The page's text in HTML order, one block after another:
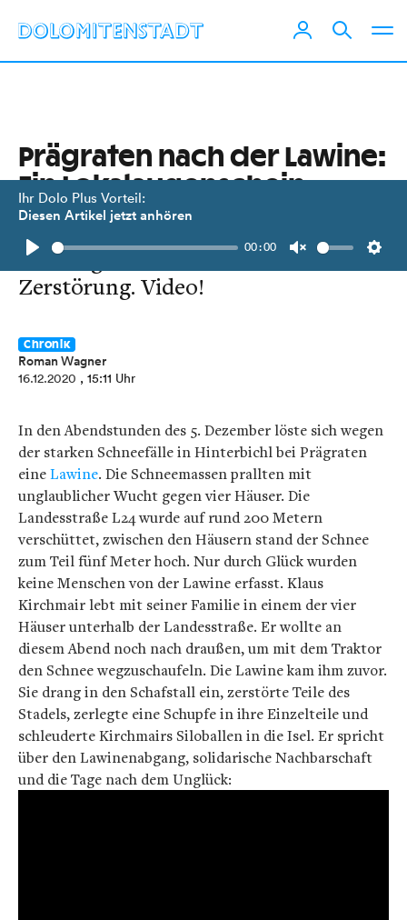
Ihr Dolo Plus Vorteil:
Diesen Artikel jetzt anhören
Play
00:00
Unmute
Prägraten nach der Lawine:
Ein Lokalaugenschein
Klaus Kirchmair ist selbst betroffen
und zeigt das Ausmaß der
Zerstörung. Video!
Chronik
Roman Wagner
16.12.2020 , 15:11 Uhr
In den Abendstunden des 5. Dezember löste sich wegen
der starken Schneefälle in Hinterbichl bei Prägraten
eineLawine. Die Schneemassen prallten mit
unglaublicher Wucht gegen vier Häuser. Die
Landesstraße L24 wurde auf rund 200 Metern
verschüttet, zwischen den Häusern stand der Schnee
zum Teil fünf Meter hoch. Nur durch Glück wurden
keine Menschen von der Lawine erfasst. Klaus
Kirchmair lebt mit seiner Familie in einem der vier
Häuser unterhalb der Landesstraße. Er wollte an
diesem Abend noch nach draußen, um mit dem Traktor
den Schnee wegzuschaufeln. Die Lawine kam ihm zuvor.
Sie drang in den Schafstall ein, zerstörte Teile des
Stadels, zerlegte eine Schupfe in ihre Einzelteile und
schleuderte Kirchmairs Siloballen in die Isel. Er spricht
über den Lawinenabgang, solidarische Nachbarschaft
und die Tage nach dem Unglück: